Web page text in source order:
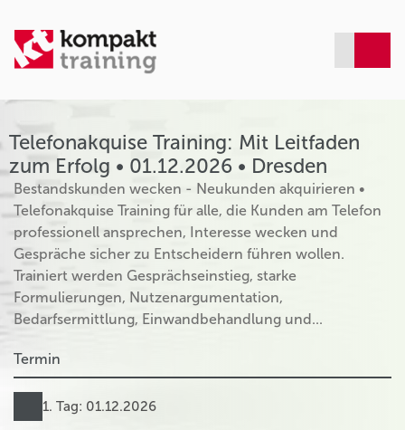
Telefonakquise Training: Mit Leitfaden
zum Erfolg • 01.12.2026 • Dresden
Bestandskunden wecken - Neukunden akquirieren •
Telefonakquise Training für alle, die Kunden am Telefon
professionell ansprechen, Interesse wecken und
Gespräche sicher zu Entscheidern führen wollen.
Trainiert werden Gesprächseinstieg, starke
Formulierungen, Nutzenargumentation,
Bedarfsermittlung, Einwandbehandlung und...
Termin
1. Tag: 01.12.2026